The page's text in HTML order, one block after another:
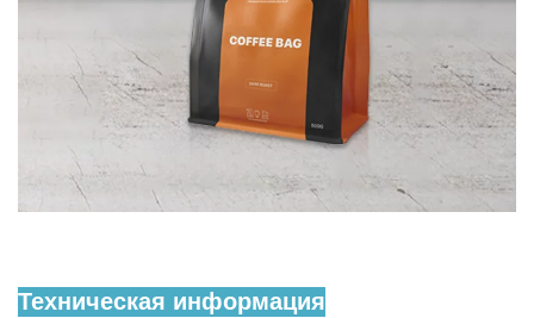
Техническая информация